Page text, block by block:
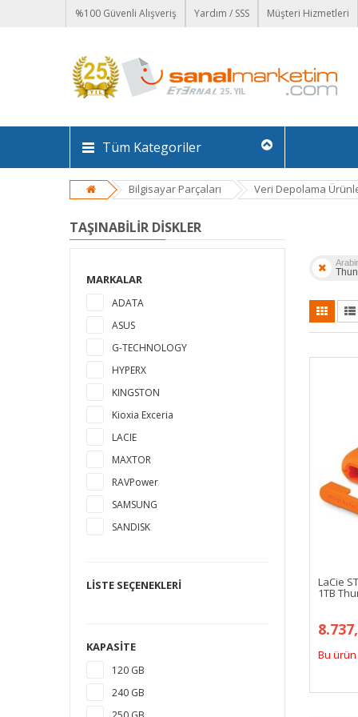
%100 Güvenli Alışveriş Yardım / SSS Müşteri Hizmetleri
Tüm Kategoriler
Bilgisayar Parçaları Veri Depolama
TAŞINABILIR DISKLER
MARKALAR
ADATA
ASUS
G-TECHNOLOGY
HYPERX
KINGSTON
Kioxia Exceria
LACIE
MAXTOR
RAVPower
SAMSUNG
SANDISK
WESTERN DIGITAL
LISTE SEÇENEKLERI
KAPASITE
120 GB
240 GB
LaCie
1TB
Bu